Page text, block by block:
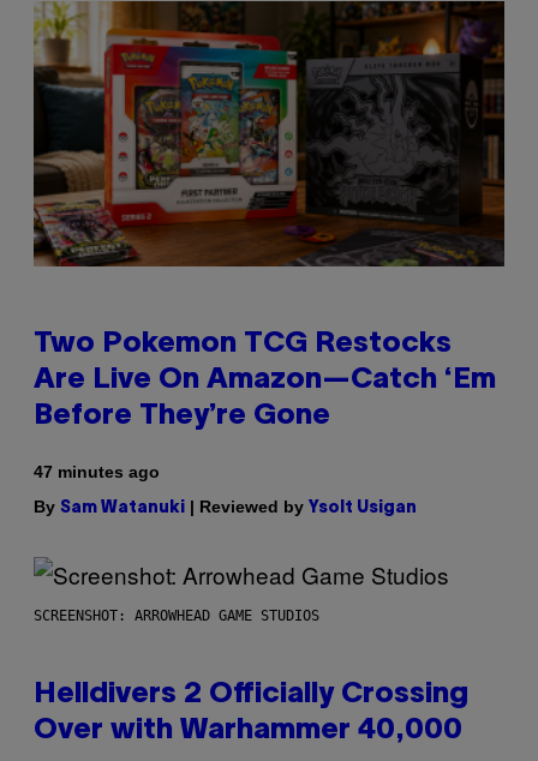
Two Pokemon TCG Restocks
Are Live On Amazon—Catch ‘Em
Before They’re Gone
47 minutes ago
By Sam Watanuki | Reviewed by Ysolt Usigan
SCREENSHOT: ARROWHEAD GAME STUDIOS
Helldivers 2 Officially Crossing
Over with Warhammer 40,000